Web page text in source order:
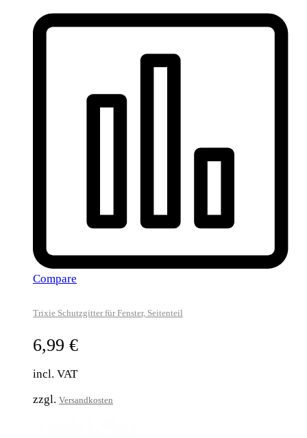
Compare
Trixie Schutzgitter für Fenster, Seitenteil
6,99 €
incl. VAT
zzgl. Versandkosten